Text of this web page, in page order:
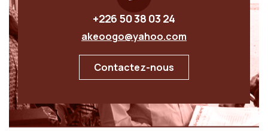
+226 50 38 03 24
akeoogo@yahoo.com
Contactez-nous